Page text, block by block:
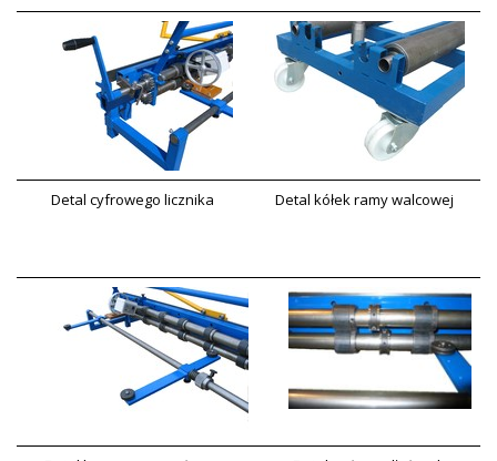
Detal cyfrowego licznika Detal kółek ramy walcowej